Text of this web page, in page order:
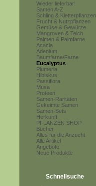
Wieder lieferbar!
Samen A-Z
Schling & Kletterpflanzen
Frucht & Nutzpflanzen
Gemüse & Gewürze
Mangroven & Teich
Palmen & Palmfarne
Acacia
Adenium
Baumfarne/Farne
Eucalyptus
Plumeria
Hibiskus
Passiflora
Musa
Proteen
Samen-Raritäten
Gekeimte Samen
Samen-Sets
Herkunft
PFLANZEN SHOP
Bücher
Alles für die Anzucht
Alle Artikel
Angebote
Neue Produkte
Schnellsuche